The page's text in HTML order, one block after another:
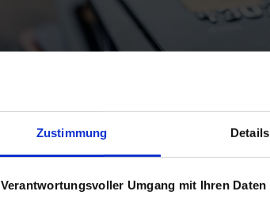
Zustimmung Details
Verantwortungsvoller Umgang mit Ihren Daten